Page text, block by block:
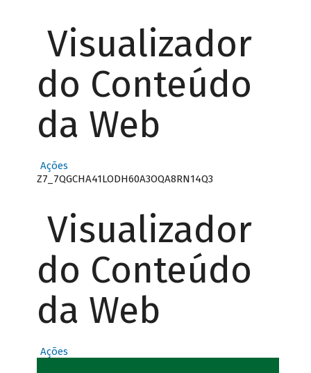
Visualizador
do Conteúdo
da Web
Ações
Z7_7QGCHA41LODH60A3OQA8RN14Q3
Visualizador
do Conteúdo
da Web
Ações